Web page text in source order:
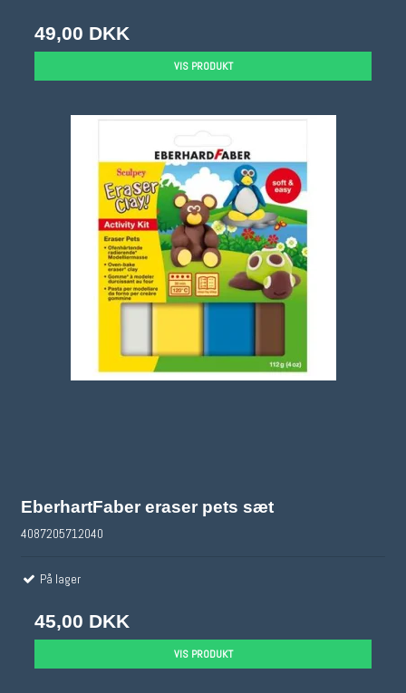
49,00 DKK
VIS PRODUKT
EberhartFaber eraser pets sæt
4087205712040
På lager
45,00 DKK
VIS PRODUKT